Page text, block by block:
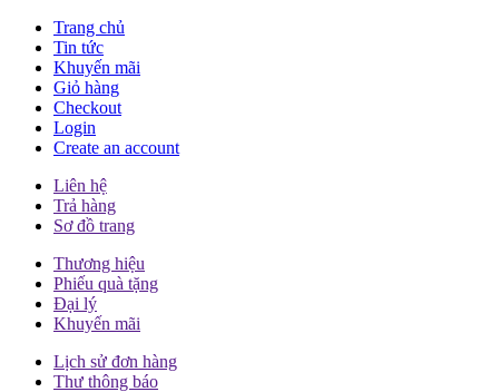
Trang chủ
Tin tức
Khuyến mãi
Giỏ hàng
Checkout
Login
Create an account
Liên hệ
Trả hàng
Sơ đồ trang
Thương hiệu
Phiếu quà tặng
Đại lý
Khuyến mãi
Lịch sử đơn hàng
Thư thông báo